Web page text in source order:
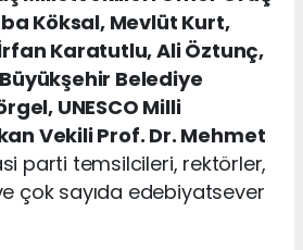
Köksal, Mevlüt Kurt,
Karatutlu, Ali Öztunç,
Belediye
UNESCO Milli
Vekili Prof. Dr. Mehmet
parti temsilcileri, rektörler,
çok sayıda edebiyatsever